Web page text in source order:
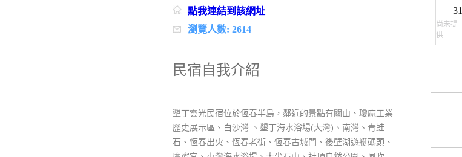
31
尚未提
供
點我連結到該網址
瀏覽人數: 2614
民宿自我介紹
墾丁雲光民宿位於恆春半島，鄰近的景點有關山、瓊麻工業
歷史展示區、白沙灣 、墾丁海水浴場(大灣)、南灣、青蛙
石、恆春出火、恆春老街、恆春古城門、後壁湖遊艇碼頭、